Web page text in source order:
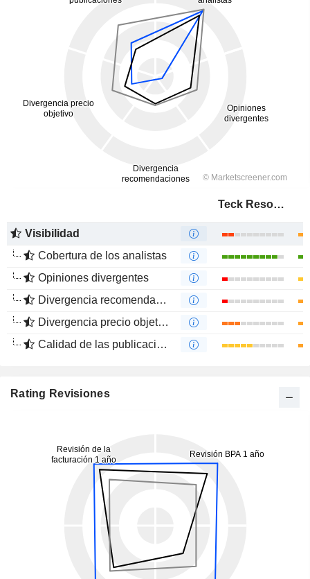
Teck Resources Limited
Visibilidad
Cobertura de los analistas
Opiniones divergentes
Divergencia recomendaciones analistas
Divergencia precio objetivo
Calidad de las publicaciones
Rating Revisiones